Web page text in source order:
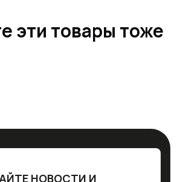
эти товары тоже
НОВОСТИ И